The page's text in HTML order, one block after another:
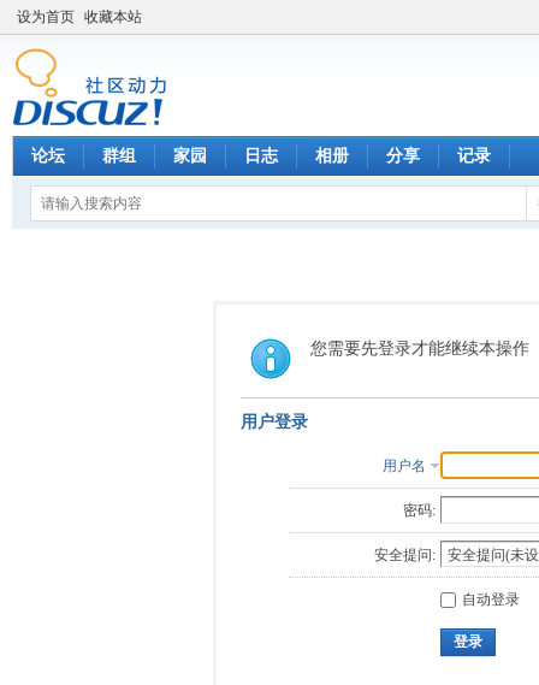
设为首页 收藏本站
论坛 群组 家园 日志 相册 分享 记录
您需要先登录才能继续本操作
用户登录
用户名
密码:
安全提问:
自动登录
登录